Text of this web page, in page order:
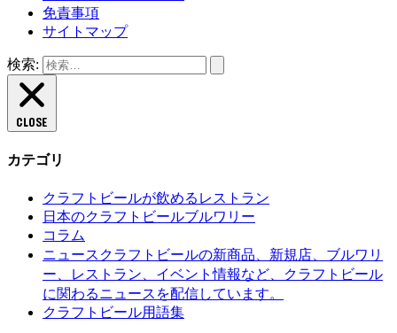
免責事項
サイトマップ
検索:
CLOSE
カテゴリ
クラフトビールが飲めるレストラン
日本のクラフトビールブルワリー
コラム
ニュース クラフトビールの新商品、新規店、ブルワリ
ー、レストラン、イベント情報など、クラフトビール
に関わるニュースを配信しています。
クラフトビール用語集